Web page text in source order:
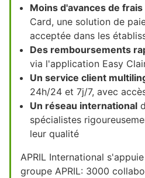
Moins d'avances de frais
Card, une solution de
acceptée dans les
Des remboursements
via l'application Easy
Un service client
24h/24 et 7j/7, avec
Un réseau international
spécialistes
leur qualité
APRIL International
groupe APRIL: 3000